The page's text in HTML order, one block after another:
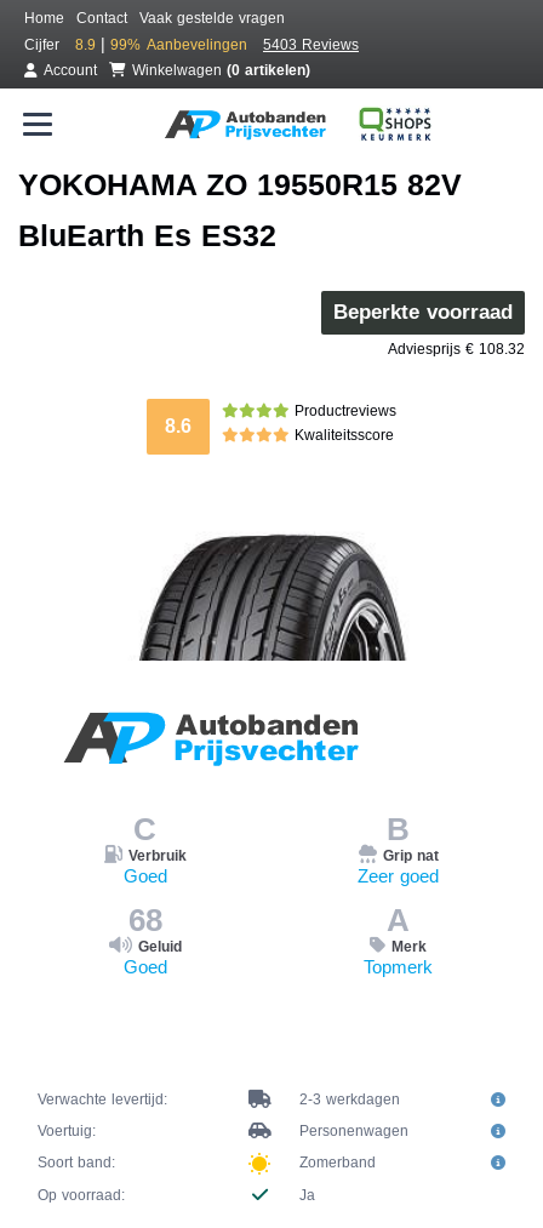
Home Contact
Vaak gestelde vragen
Cijfer
8.9 | 99% Aanbevelingen
5403 Reviews
Account
Winkelwagen (0 artikelen)
YOKOHAMA ZO 19550R15 82V
BluEarth Es ES32
Beperkte voorraad
Adviesprijs € 108.32
8.6
Productreviews
Kwaliteitsscore
C
Verbruik
Goed
B
Grip nat
Zeer goed
68
Geluid
Goed
A
Merk
Topmerk
Verwachte levertijd:
2-3 werkdagen
Voertuig:
Personenwagen
Soort band:
Zomerband
Op voorraad:
Ja